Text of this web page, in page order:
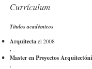
Currículum
Títulos académicos
Arquitectael 2008
,
Master en Proyectos
,